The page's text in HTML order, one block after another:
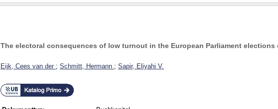
The electoral consequences of low turnout in the European Parliament elections
Eijk, Cees van der ; Schmitt, Hermann ; Sapir, Eliyahi V.